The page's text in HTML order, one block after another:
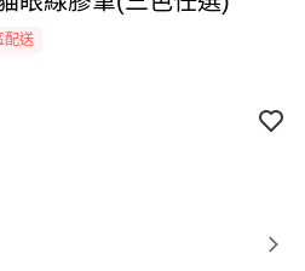
配送